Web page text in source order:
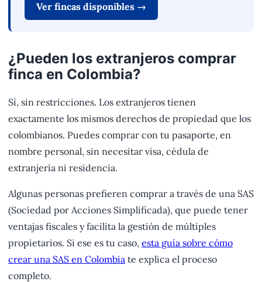
Ver fincas disponibles →
¿Pueden los extranjeros comprar
finca en Colombia?
Sí, sin restricciones. Los extranjeros tienen
exactamente los mismos derechos de propiedad que los
colombianos. Puedes comprar con tu pasaporte, en
nombre personal, sin necesitar visa, cédula de
extranjería ni residencia.
Algunas personas prefieren comprar a través de una SAS
(Sociedad por Acciones Simplificada), que puede tener
ventajas fiscales y facilita la gestión de múltiples
propietarios. Si ese es tu caso, esta guía sobre cómo
crear una SAS en Colombia te explica el proceso
completo.